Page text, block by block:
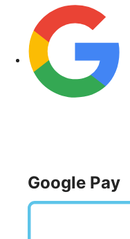
Google Pay